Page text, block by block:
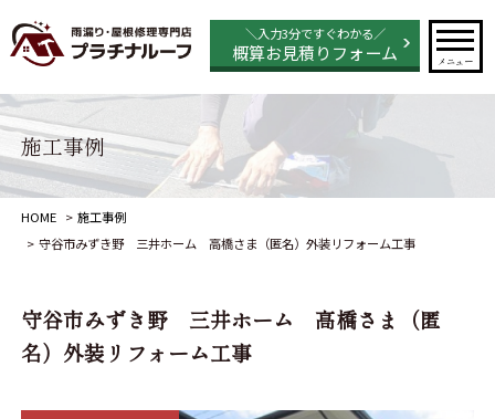
＼入力3分ですぐわかる／
概算お見積りフォーム メニュー
施工事例
HOME
施工事例
守谷市みずき野 三井ホーム 高橋さま（匿名）外装リフォーム工事
守谷市みずき野 三井ホーム 高橋さま（匿
名）外装リフォーム工事